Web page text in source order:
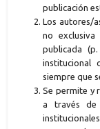
publicación
Los autores/
no
publicada
institucional
siempre que
Se permite y
a través de